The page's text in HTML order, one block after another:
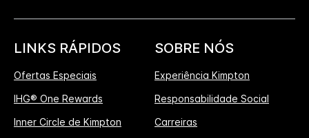
LINKS RÁPIDOS
Ofertas Especiais
IHG® One Rewards
Inner Circle de Kimpton
SOBRE NÓS
Experiência Kimpton
Responsabilidade Social
Carreiras